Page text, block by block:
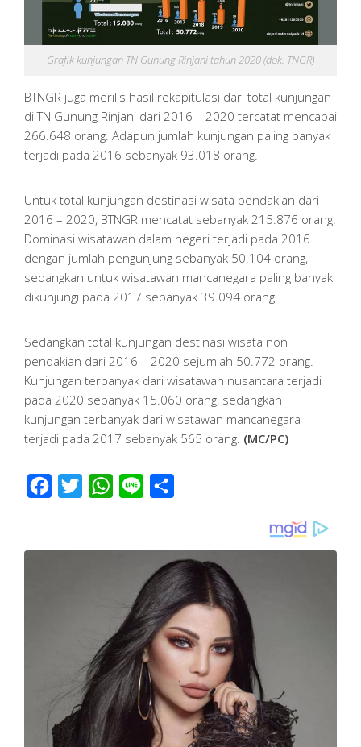
Grafik kunjungan TN Gunung Rinjani tahun 2020 (dok. TNGR)
BTNGR juga merilis hasil rekapitulasi dari total kunjungan
di TN Gunung Rinjani dari 2016 – 2020 tercatat mencapai
266.648 orang. Adapun jumlah kunjungan paling banyak
terjadi pada 2016 sebanyak 93.018 orang.
Untuk total kunjungan destinasi wisata pendakian dari
2016 – 2020, BTNGR mencatat sebanyak 215.876 orang.
Dominasi wisatawan dalam negeri terjadi pada 2016
dengan jumlah pengunjung sebanyak 50.104 orang,
sedangkan untuk wisatawan mancanegara paling banyak
dikunjungi pada 2017 sebanyak 39.094 orang.
Sedangkan total kunjungan destinasi wisata non
pendakian dari 2016 – 2020 sejumlah 50.772 orang.
Kunjungan terbanyak dari wisatawan nusantara terjadi
pada 2020 sebanyak 15.060 orang, sedangkan
kunjungan terbanyak dari wisatawan mancanegara
terjadi pada 2017 sebanyak 565 orang. (MC/PC)
Facebook
Twitter WhatsApp
Line